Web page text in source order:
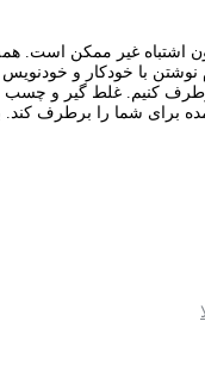
اشتباه غیر ممکن است.
با خودکار و خودنویس
برطرف کنیم. غلط گیر و
برای شما را برطرف کند.